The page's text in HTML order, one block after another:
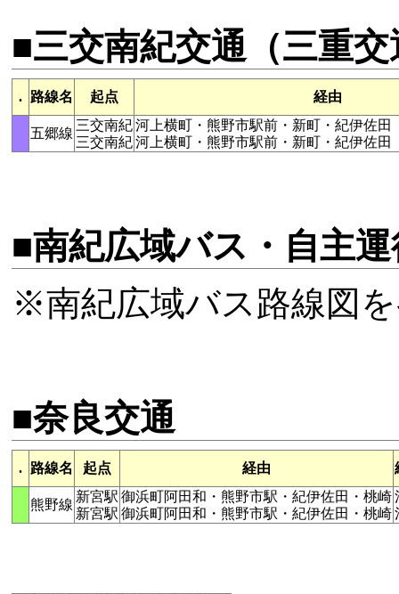
■三交南紀交通（三重
. 路線名 起点 経由
五郷線
三交南紀
三交南紀
河上横町・熊野市駅前・新町・紀伊佐田
河上横町・熊野市駅前・新町・紀伊佐田
■南紀広域バス・自主
※南紀広域バス路線図
■奈良交通
. 路線名 起点 経由
熊野線
新宮駅
新宮駅
御浜町阿田和・熊野市駅・紀伊佐田・桃崎
御浜町阿田和・熊野市駅・紀伊佐田・桃崎